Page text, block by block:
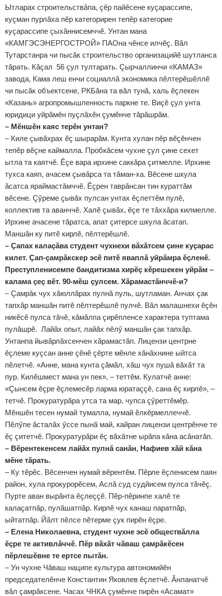
Ытларах строительствăпа, çӗр пайӗсене куçарассипе,
куçман пурлăха пӗр категорирен тепӗр категорие
куçарассипе çыхăннисемччӗ. Унтан мана
«КАМГЭСЭНЕРГОСТРОЙ» ПАОна чӗнсе илчӗç. Вăл
Тутарстанра чи пысăк строительство организацийӗ шутланса
тăрать. Кăçал 56 çул тултарать. Çырчаллинчи «КАМАЗ»
завода, Кама леш енчи социаллă экономика пӗлтерӗшӗллӗ
чи пысăк объектсене, РКБăна та вăл тунă, халь ӗçлекен
«Казань» агропромышленность паркне те. Виçӗ çул унта
юридици уйрăмӗн пуçлăхӗн çумӗнче тăрăшрăм.
– Мӗншӗн каяс терӗн унтан?
– Киле çывăхрах ӗç шырарăм. Кунта хулан пӗр вӗçӗнчен
тепӗр вӗçне каймалла. Пробкăсем чухне çул çине сехет
ытла та каятчӗ. Ӗçе вара ирхине саккăра çитмелле. Ирхине
тухса каяп, ачасем çывăрса та тăман-ха. Вӗсене шкула
ăсатса яраймастăмччӗ. Ӗçрен таврăнсан тин кураттăм
вӗсене. Çӳреме çывăх пулсан унтах ӗçлеттӗм пулӗ,
коллектив та аванччӗ. Халӗ çывăх, ӗçе те тăххăра килмелле.
Ирхине ачасене тăратса, апат çитерсе шкула ăсатап.
Маншăн ку питӗ кирлӗ, пӗлтерӗшлӗ.
– Çапах калаçăва студент чухнехи вăхăтсем çине куçарас
килет. Çап-çамрăкскер эсӗ питӗ яваплă уйрăмра ӗçленӗ.
Преступленисемпе бандитизма хирӗç кӗрешекен уйрăм –
калама çеç вӗт. 90-мӗш çулсем. Хăрамастăнччӗ-и?
– Çамрăк чух хăюллăрах пулнă пуль, шутламан. Анчах çак
тапхăр маншăн питӗ пӗлтерӗшлӗ пулчӗ. Вăл малашнехи ӗçӗн
никӗсӗ пулса тăчӗ, кăмăлпа çирӗпленсе характера туптама
пулăшрӗ. Лайăх опыт, лайăх пӗлӳ маншăн çак тапхăр.
Унтанпа йывăрлăхсенчен хăрамастăп. Лицензи центрне
ӗçлеме куçсан анне çӗнӗ çӗрте мӗнле хăнăхнине ыйтса
пӗлетчӗ. «Анне, мана кунта çăмăл, хăш чух пушă вăхăт та
пур. Килӗшмест мана ун пек», – теттӗм. Кулатчӗ анне:
«Çынсем ӗçре ӗçлемесӗр ларма юратаççӗ, сана ӗç кирлӗ», –
тетчӗ. Прокуратурăра утса та мар, чупса çӳреттӗмӗр.
Мӗншӗн тесен нумай тумалла, нумай ӗлкӗрмеллеччӗ.
Пӗлӳпе ăсталăх ӳссе пынă май, кайран лицензи центрӗнче те
ӗç çитетчӗ. Прокуратурăри ӗç вăхăтне ырăпа кăна асăнатăп.
– Вӗрентекенсем лайăх пулнă санăн, Нафиев хăй кăна
мӗне тăрать.
– Ку тӗрӗс. Вӗсенчен нумай вӗрентӗм. Пӗрле ӗçленисем паян
район, хула прокурорӗсем, Аслă суд судйисем пулса тăчӗç.
Пурте аван вырăнта ӗçлеççӗ. Пӗр-пӗринпе халӗ те
калаçатпăр, пулăшатпăр. Кирлӗ чух канаш паратпăр,
ыйтатпăр. Йăлт пӗлсе пӗтерме çук пирӗн ӗçре.
– Елена Николаевна, студент чухне эсӗ обществăлла
ӗçре те активлăччӗ. Пӗр вăхăт чăваш çамрăкӗсен
пӗрлешӗвне те ертсе пытăн.
– Ун чухне Чăваш наципе культура автономийӗн
председателӗнче Константин Яковлев ӗçлетчӗ. Ăнланатчӗ
вăл çамрăксене. Часах ЧНКА çумӗнче пирӗн «Асамат»